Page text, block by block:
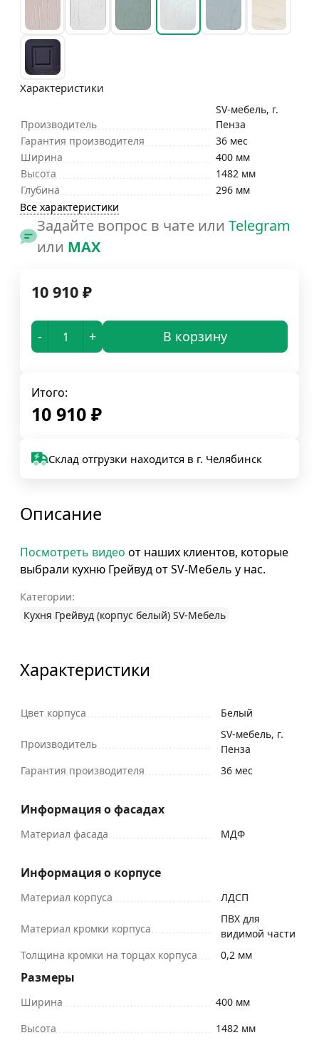
Характеристики
Производитель
SV-мебель, г.
Пенза
Гарантия производителя
36 мес
Ширина
400 мм
Высота
1482 мм
Глубина
296 мм
Все характеристики
Задайте вопрос в чате или Telegram
или MAX
10 910 ₽
- + В корзину
Итого:
10 910 ₽
Склад отгрузки находится в г. Челябинск
Описание
Посмотреть видео от наших клиентов, которые
выбрали кухню Грейвуд от SV-Мебель у нас.
Категории:
Кухня Грейвуд (корпус белый) SV-Мебель
Характеристики
Цвет корпуса Белый
Производитель
SV-мебель, г.
Пенза
Гарантия производителя
36 мес
Информация о фасадах
Материал фасада МДФ
Информация о корпусе
Материал корпуса ЛДСП
Материал кромки корпуса
ПВХ для
видимой части
Толщина кромки на торцах корпуса
0,2 мм
Размеры
Ширина
400 мм
Высота
1482 мм